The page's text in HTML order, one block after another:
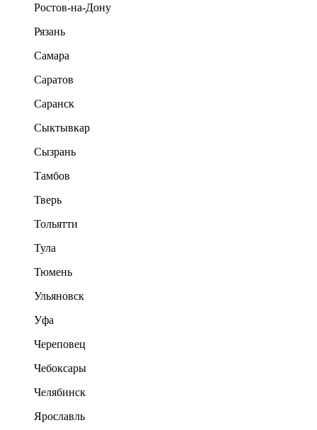
Ростов-на-Дону
Рязань
Самара
Саратов
Саранск
Сыктывкар
Сызрань
Тамбов
Тверь
Тольятти
Тула
Тюмень
Ульяновск
Уфа
Череповец
Чебоксары
Челябинск
Ярославль